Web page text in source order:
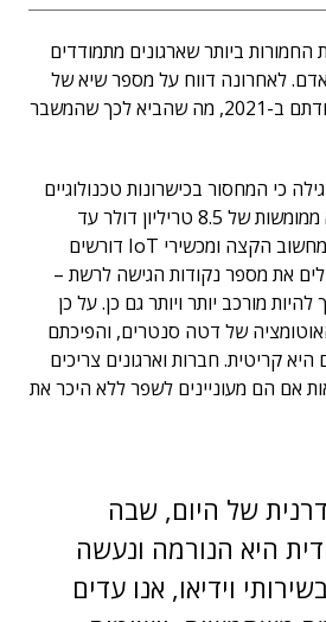
ביותר שארגונים מתמודדים
לאחרונה דווח על מספר שיא של
אמריקנים שעזבו את עבודתם ב-2021, מה שהביא לכך שהמשבר
גילה כי המחסור בכישרונות טכנולוגיים
עלול לגרום להכנסות לא ממומשות של 8.5 טריליון דולר עד
2030. במקביל, מכיוון שמחשוב הקצה ומכשירי IoT דורשים
את מספר נקודות הגישה לרשת –
מורכב יותר ויותר גם כן. על כן
של דטה סנטרים, והפיכתם
קריטית. חברות וארגונים צריכים
אם הם מעוניינים לשפר ללא היכר את
של היום, שבה
היא הנורמה ונעשה
וידיאו, אנו עדים